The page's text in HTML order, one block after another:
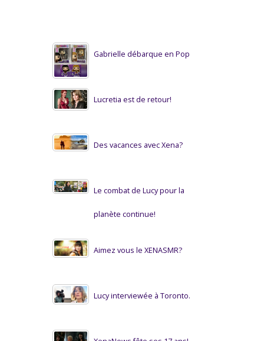
Gabrielle débarque en Pop
Lucretia est de retour!
Des vacances avec Xena?
Le combat de Lucy pour la
planète continue!
Aimez vous le XENASMR?
Lucy interviewée à Toronto.